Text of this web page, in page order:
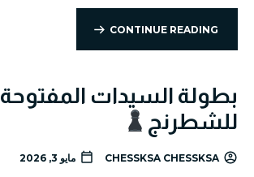
CONTINUE READING
بطولة السيدات المفتوحة
للشطرنج
CHESSKSA CHESSKSA مايو 3, 2026